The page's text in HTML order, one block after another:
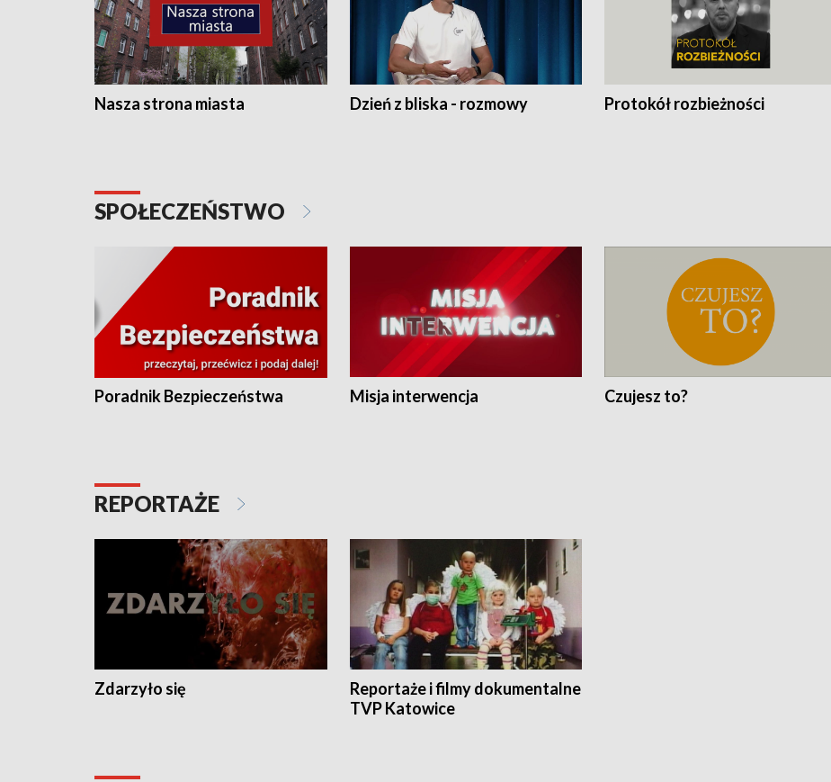
Nasza strona miasta Dzień z bliska - rozmowy Protokół rozbieżności
SPOŁECZEŃSTWO
Poradnik Bezpieczeństwa Misja interwencja Czujesz to?
REPORTAŻE
Zdarzyło się
Reportaże i filmy dokumentalne
TVP Katowice